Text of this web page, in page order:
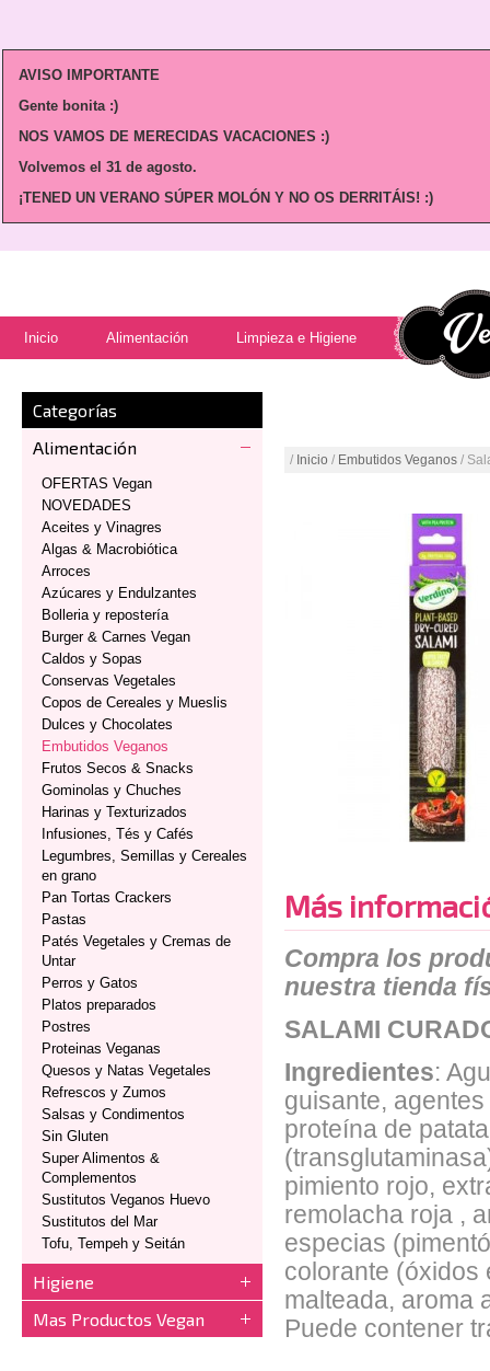
AVISO IMPORTANTE
Gente bonita :)
NOS VAMOS DE MERECIDAS VACACIONES :)
Volvemos el 31 de agosto.
¡TENED UN VERANO SÚPER MOLÓN Y NO OS DERRITÁIS! :)
Inicio Alimentación Limpieza e Higiene
Categorías
Alimentación
OFERTAS Vegan
NOVEDADES
Aceites y Vinagres
Algas & Macrobiótica
Arroces
Azúcares y Endulzantes
Bolleria y repostería
Burger & Carnes Vegan
Caldos y Sopas
Conservas Vegetales
Copos de Cereales y Mueslis
Dulces y Chocolates
Embutidos Veganos
Frutos Secos & Snacks
Gominolas y Chuches
Harinas y Texturizados
Infusiones, Tés y Cafés
Legumbres, Semillas y Cereales
en grano
Pan Tortas Crackers
Pastas
Patés Vegetales y Cremas de
Untar
Perros y Gatos
Platos preparados
Postres
Proteinas Veganas
Quesos y Natas Vegetales
Refrescos y Zumos
Salsas y Condimentos
Sin Gluten
Super Alimentos &
Complementos
Sustitutos Veganos Huevo
Sustitutos del Mar
Tofu, Tempeh y Seitán
Higiene
Mas Productos Vegan
/ Inicio / Embutidos Veganos /
Más
Compra los
nuestra tienda
SALAMI
Ingredientes:
guisante,
proteína de
pimiento rojo,
remolacha roja ,
especias
colorante (óxidos
malteada, aroma
Puede contener